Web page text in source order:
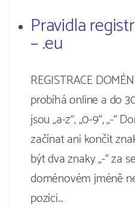
Pravidla
– .eu
REGISTRACE
probíhá online a do
jsou „a-z“, „0-9“, „-“
začínat ani končit
být dva znaky „-“ za
doménovém jméně
pozici…